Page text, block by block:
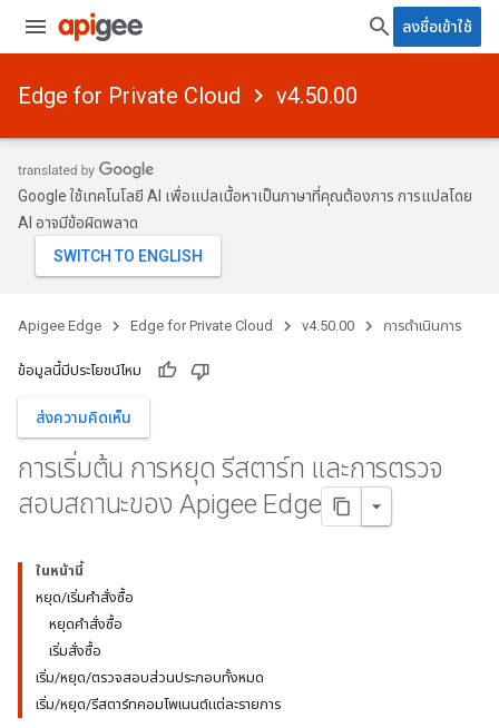
ลงชื่อเข้าใช้
Edge for Private Cloud v4.50.00
Google ใช้เทคโนโลยี AI เพื่อแปลเนื้อหาเป็นภาษาที่คุณต้องการ การแปลโดย
AI อาจมีข้อผิดพลาด
Apigee Edge Edge for Private Cloud v4.50.00 การดำเนินการ
ข้อมูลนี้มีประโยชน์ไหม
ส่งความคิดเห็น
การเริ่มต้น การหยุด รีสตาร์ท และการตรวจ
สอบสถานะของ Apigee Edge
ในหน้านี้
หยุด/เริ่มคำสั่งซื้อ
หยุดคำสั่งซื้อ
เริ่มสั่งซื้อ
เริ่ม/หยุด/ตรวจสอบส่วนประกอบทั้งหมด
เริ่ม/หยุด/รีสตาร์ทคอมโพเนนต์แต่ละรายการ